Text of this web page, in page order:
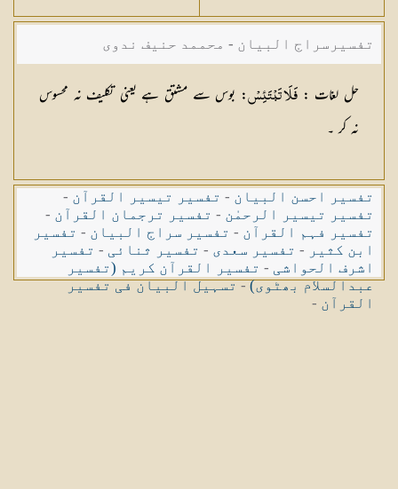
تفسیرسراج البیان - محممد حنیف ندوی
حل لغات : فَلَا تَبْتَئِسْ: بوس سے مشتق ہے یعنی تکلیف نہ محسوس
نہ کر ۔
تفسیر احسن البیان - تفسیر تیسیر القرآن -
تفسیر تیسیر الرحمٰن - تفسیر ترجمان القرآن -
تفسیر فہم القرآن - تفسیر سراج البیان - تفسیر
ابن کثیر - تفسیر سعدی - تفسیر ثنائی - تفسیر
اشرف الحواشی - تفسیر القرآن کریم (تفسیر
عبدالسلام بھٹوی)-تسہیل البیان فی تفسیر
القرآن -